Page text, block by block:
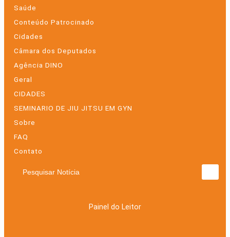
Saúde
Conteúdo Patrocinado
Cidades
Câmara dos Deputados
Agência DINO
Geral
CIDADES
SEMINARIO DE JIU JITSU EM GYN
Sobre
FAQ
Contato
Pesquisar Notícia
Painel do Leitor